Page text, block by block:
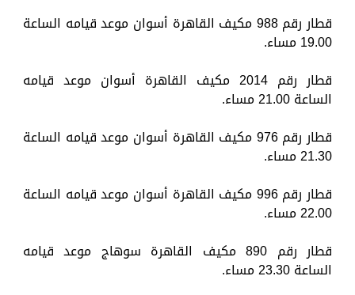
قطار رقم 988 مكيف القاهرة أسوان موعد قيامه الساعة
19.00 مساء.
قطار رقم 2014 مكيف القاهرة أسوان موعد قيامه
الساعة 21.00 مساء.
قطار رقم 976 مكيف القاهرة أسوان موعد قيامه الساعة
21.30 مساء.
قطار رقم 996 مكيف القاهرة أسوان موعد قيامه الساعة
22.00 مساء.
قطار رقم 890 مكيف القاهرة سوهاج موعد قيامه
الساعة 23.30 مساء.